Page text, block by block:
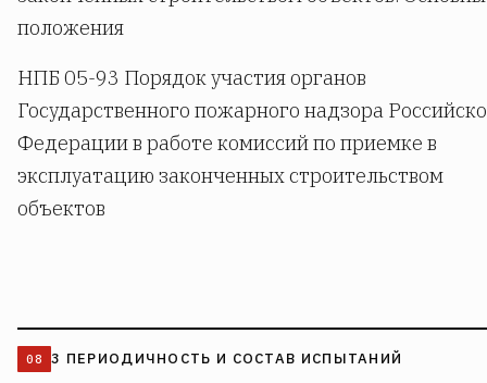
положения
НПБ 05-93 Порядок участия органов
Государственного пожарного надзора
Федерации в работе комиссий по приемке в
эксплуатацию законченных строительством
объектов
3 ПЕРИОДИЧНОСТЬ И СОСТАВ ИСПЫТАНИЙ